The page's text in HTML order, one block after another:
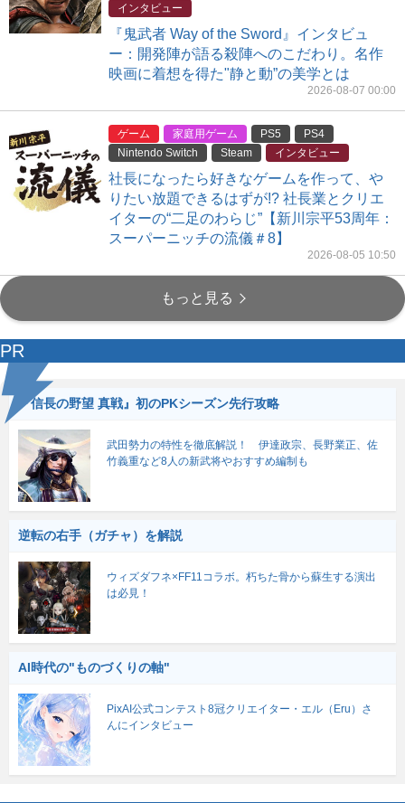
インタビュー
『鬼武者 Way of the Sword』インタビュ
ー：開発陣が語る殺陣へのこだわり。名作
映画に着想を得た"静と動”の美学とは
2026-08-07 00:00
ゲーム 家庭用ゲーム PS5
PS4
Nintendo Switch
Steam インタビュー
社長になったら好きなゲームを作って、や
りたい放題できるはずが!? 社長業とクリエ
イターの“二足のわらじ”【新川宗平53周年：
スーパーニッチの流儀＃8】
2026-08-05 10:50
もっと見る
PR
『信長の野望 真戦』初のPKシーズン先行攻略
武田勢力の特性を徹底解説！ 伊達政宗、長野業正、佐
竹義重など8人の新武将やおすすめ編制も
逆転の右手（ガチャ）を解説
ウィズダフネ×FF11コラボ。朽ちた骨から蘇生する演出
は必見！
AI時代の"ものづくりの軸"
PixAI公式コンテスト8冠クリエイター・エル（Eru）さ
んにインタビュー